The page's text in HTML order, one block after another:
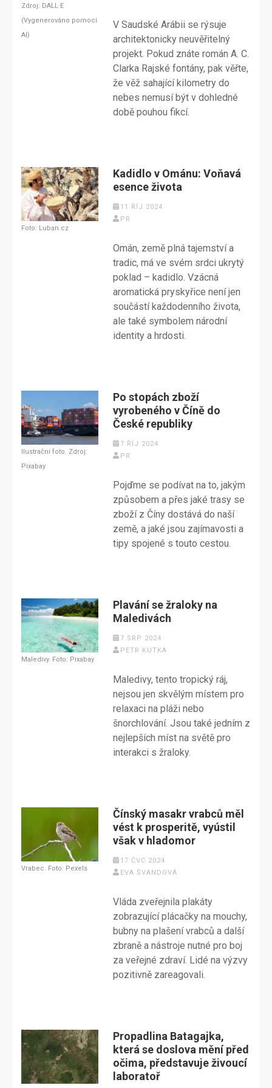
Zdroj: DALL·E
(Vygenerováno pomocí
AI)
V Saudské Arábii se rýsuje
architektonicky neuvěřitelný
projekt. Pokud znáte román A. C.
Clarka Rajské fontány, pak věřte,
že věž sahající kilometry do
nebes nemusí být v dohledné
době pouhou fikcí.
Foto: Luban.cz
Kadidlo v Ománu: Voňavá
esence života
11 ŘÍJ 2024
PR
Omán, země plná tajemství a
tradic, má ve svém srdci ukrytý
poklad – kadidlo. Vzácná
aromatická pryskyřice není jen
součástí každodenního života,
ale také symbolem národní
identity a hrdosti.
Ilustrační foto. Zdroj:
Pixabay
Po stopách zboží
vyrobeného v Číně do
České republiky
7 ŘÍJ 2024
PR
Pojďme se podívat na to, jakým
způsobem a přes jaké trasy se
zboží z Číny dostává do naší
země, a jaké jsou zajímavosti a
tipy spojené s touto cestou.
Maledivy. Foto: Pixabay
Plavání se žraloky na
Maledivách
7 SRP 2024
PETR KUTKA
Maledivy, tento tropický ráj,
nejsou jen skvělým místem pro
relaxaci na pláži nebo
šnorchlování. Jsou také jedním z
nejlepších míst na světě pro
interakci s žraloky.
Vrabec. Foto: Pexels
Čínský masakr vrabců měl
vést k prosperitě, vyústil
však v hladomor
17 ČVC 2024
EVA ŠVANDOVÁ
Vláda zveřejnila plakáty
zobrazující plácačky na mouchy,
bubny na plašení vrabců a další
zbraně a nástroje nutné pro boj
za veřejné zdraví. Lidé na výzvy
pozitivně zareagovali.
Propadlina Batagajka,
která se doslova mění před
očima, představuje živoucí
laboratoř